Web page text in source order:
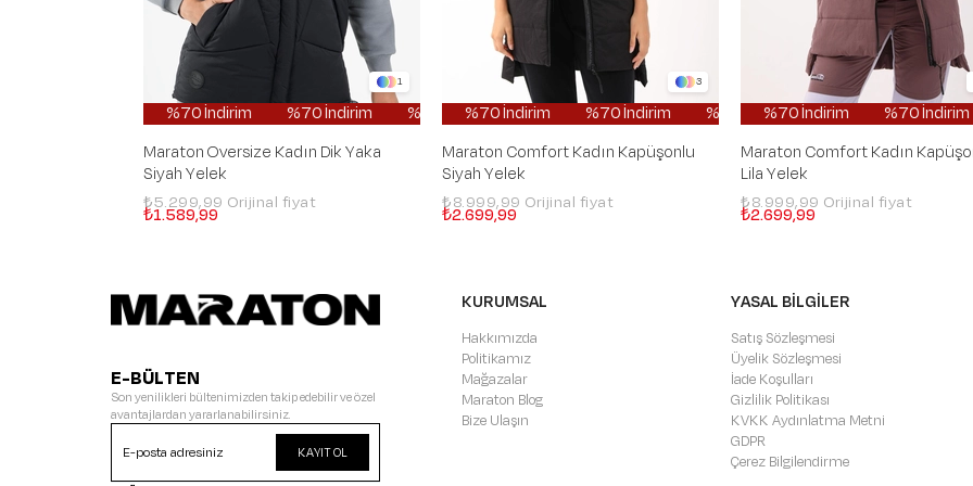
1
%70 İndirim %70 İndirim %70 İndirim %70 İndirim %70 İndirim %70 İndirim %70 İndirim %70
Maraton Oversize Kadın Dik Yaka
Siyah Yelek
₺1.589,99
₺5.299,99
3
%70 İndirim %70 İndirim %70 İndirim %70 İndirim %70 İndirim
Maraton Comfort Kadın Kapüşonlu
Siyah Yelek
₺2.699,99
₺8.999,99
%70 İndirim %70 İndirim %70
Maraton Comfort Kadın
Lila Yelek
₺2.699,99
₺8.999,99
E-BÜLTEN
Son yenilikleri bültenimizden takip edebilir ve özel
avantajlardan yararlanabilirsiniz.
KAYIT OL
KURUMSAL
Hakkımızda
Politikamız
Mağazalar
Maraton Blog
Bize Ulaşın
YASAL BİLGİLER
Satış Sözleşmesi
Üyelik Sözleşmesi
İade Koşulları
Gizlilik Politikası
KVKK Aydınlatma Metni
GDPR
Çerez Bilgilendirme